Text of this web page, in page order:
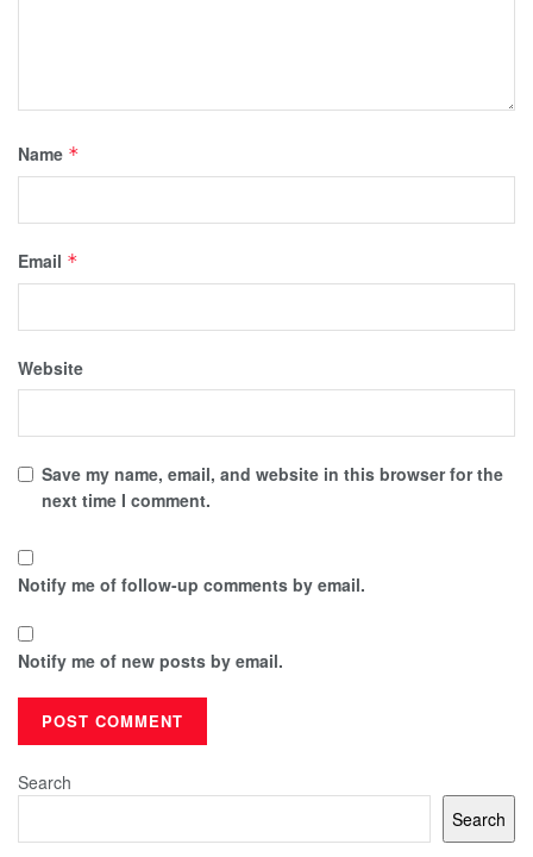
Name *
Email *
Website
Save my name, email, and website in this browser for the
next time I comment.
Notify me of follow-up comments by email.
Notify me of new posts by email.
Search
Search